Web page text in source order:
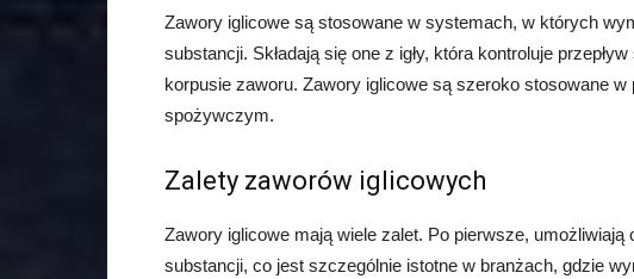
Zawory iglicowe są stosowane w systemach, w których
substancji. Składają się one z igły, która kontroluje
korpusie zaworu. Zawory iglicowe są szeroko stosowane
spożywczym.
Zalety zaworów iglicowych
Zawory iglicowe mają wiele zalet. Po pierwsze, umożliwiają
substancji, co jest szczególnie istotne w branżach, gdzie